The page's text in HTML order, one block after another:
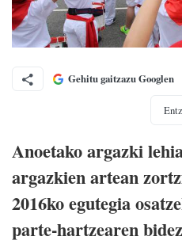
Gehitu gaitzazu Googlen
Anoetako argazki
argazkien artean
2016ko egutegia
parte-hartzearen